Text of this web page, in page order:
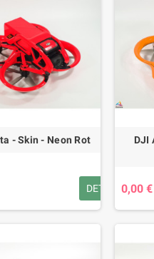
- Skin - Neon Rot
DETAILS
DJI
0,00 €